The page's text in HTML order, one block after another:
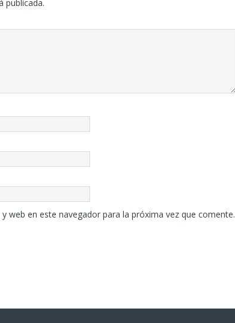
publicada.
web en este navegador para la próxima vez que comente.